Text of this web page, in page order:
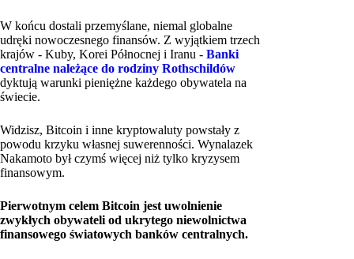
W końcu dostali przemyślane, niemal globalne
udręki nowoczesnego finansów. Z wyjątkiem trzech
krajów - Kuby, Korei Północnej i Iranu - Banki
centralne należące do rodziny Rothschildów
dyktują warunki pieniężne każdego obywatela na
świecie.
Widzisz, Bitcoin i inne kryptowaluty powstały z
powodu krzyku własnej suwerenności. Wynalazek
Nakamoto był czymś więcej niż tylko kryzysem
finansowym.
Pierwotnym celem Bitcoin jest uwolnienie
zwykłych obywateli od ukrytego niewolnictwa
finansowego światowych banków centralnych.